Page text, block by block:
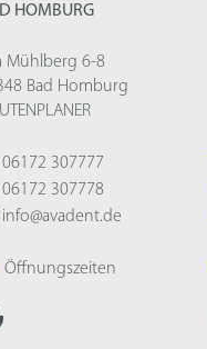
HOMBURG
Mühlberg 6-8
Bad Homburg
06172 307777
06172 307778
info@avadent.de
Öffnungszeiten